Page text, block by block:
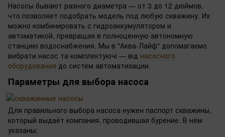
Насосы бывают разного диаметра — от 3 до 12 дюймов,
что позволяет подобрать модель под любую скважину. Их
можно комбинировать с гидроаккумулятором и
автоматикой, превращая в полноценную автономную
станцию водоснабжения. Мы в "Аква-Лайф" допомагаємо
вибрати насос та комплектуючі — від насосного
оборудования до систем автоматизации.
Параметры для выбора насоса
Для правильного выбора насоса нужен паспорт скважины,
который выдаёт компания, проводившая бурение. В нём
указаны: